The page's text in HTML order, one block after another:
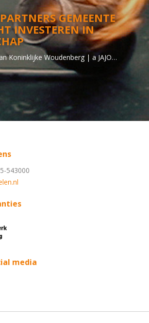
GEMEENTE
INVESTEREN IN
Koninklijke Woudenberg | a JAJO…
543000
media